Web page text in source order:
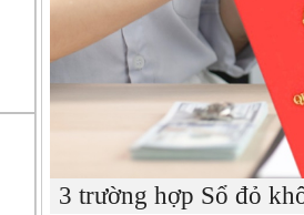
3 trường hợp Sổ đỏ